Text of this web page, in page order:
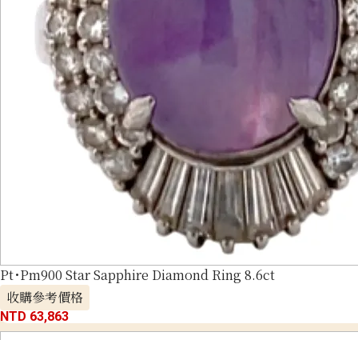
Pt･Pm900 Star Sapphire Diamond Ring 8.6ct
收購參考價格
NTD 63,863